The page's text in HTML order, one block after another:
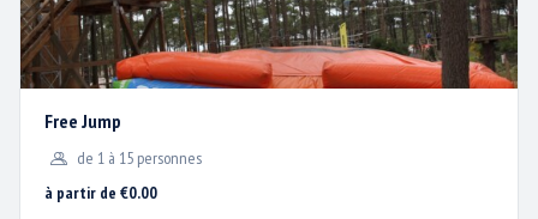
PLAN D’ACCÈS
ACTUS / PROMOS
Free Jump
de 1 à 15 personnes
à partir de €0.00